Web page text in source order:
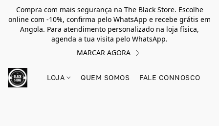
Compra com mais segurança na The Black Store. Escolhe
online com -10%, confirma pelo WhatsApp e recebe grátis em
Angola. Para atendimento personalizado na loja física,
agenda a tua visita pelo WhatsApp.
MARCAR AGORA
LOJA QUEM SOMOS FALE CONNOSCO